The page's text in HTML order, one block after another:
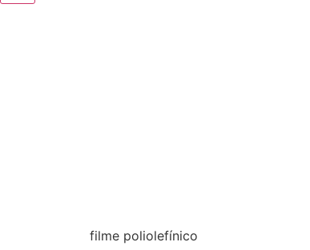
filme poliolefínico